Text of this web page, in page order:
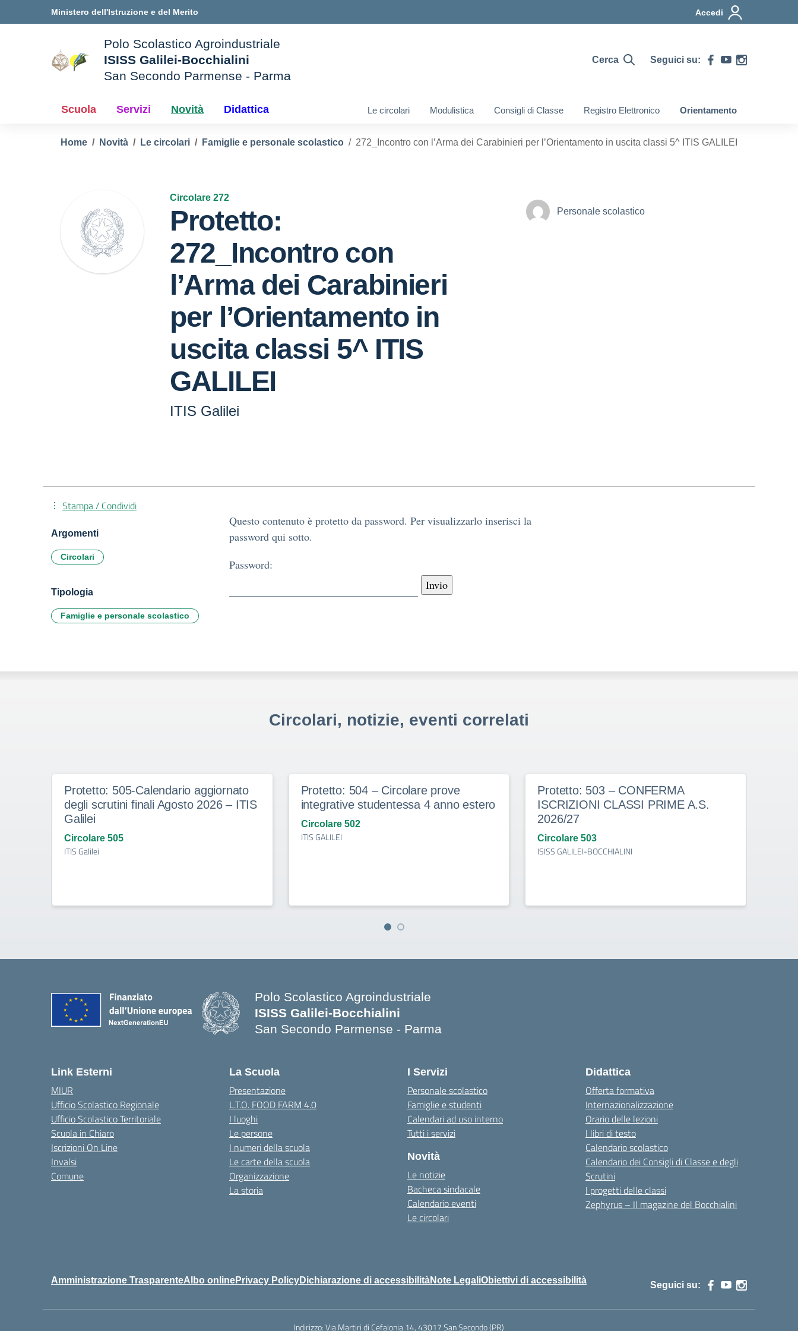
Vai ai contenuti
Vai al menu di navigazioneMinistero dell'Istruzione e del Merito Accedi
Polo Scolastico Agroindustriale
ISISS Galilei-Bocchialini
San Secondo Parmense - Parma
Cerca Seguici su:
Scuola Servizi Novità Didattica Le circolari Modulistica Consigli di Classe Registro Elettronico Orientamento
Home Novità Le circolari Famiglie e personale scolastico 272_Incontro con l’Arma dei Carabinieri per l’Orientamento in uscita classi 5^ ITIS GALILEI
Circolare 272
Protetto:
272_Incontro con
l’Arma dei Carabinieri
per l’Orientamento in
uscita classi 5^ ITIS
GALILEI
ITIS Galilei
Personale scolastico
Questo contenuto è protetto da password. Per visualizzarlo inserisci la
password qui sotto.
Password:
Stampa / Condividi
Argomenti
Circolari
Tipologia
Famiglie e personale scolastico
Circolari, notizie, eventi correlati
Protetto: 505-Calendario aggiornato
degli scrutini finali Agosto 2026 – ITIS
Galilei
Circolare 505
ITIS Galilei
Protetto: 504 – Circolare prove
integrative studentessa 4 anno estero
Circolare 502
ITIS GALILEI
Protetto: 503 – CONFERMA
ISCRIZIONI CLASSI PRIME A.S.
2026/27
Circolare 503
ISISS GALILEI-BOCCHIALINI
Polo Scolastico Agroindustriale
ISISS Galilei-Bocchialini
San Secondo Parmense - Parma
Link Esterni
MIUR
Ufficio Scolastico Regionale
Ufficio Scolastico Territoriale
Scuola in Chiaro
Iscrizioni On Line
Invalsi
Comune
La Scuola
Presentazione
L.T.O. FOOD FARM 4.0
I luoghi
Le persone
I numeri della scuola
Le carte della scuola
Organizzazione
La storia
I Servizi
Personale scolastico
Famiglie e studenti
Calendari ad uso interno
Tutti i servizi
Novità
Le notizie
Bacheca sindacale
Calendario eventi
Le circolari
Didattica
Offerta formativa
Internazionalizzazione
Orario delle lezioni
I libri di testo
Calendario scolastico
Calendario dei Consigli di Classe e degli
Scrutini
I progetti delle classi
Zephyrus – Il magazine del Bocchialini
Amministrazione TrasparenteAlbo onlinePrivacy PolicyDichiarazione di accessibilitàNote LegaliObiettivi di accessibilità Seguici su:
Indirizzo:Via Martiri di Cefalonia 14, 43017 San Secondo (PR)